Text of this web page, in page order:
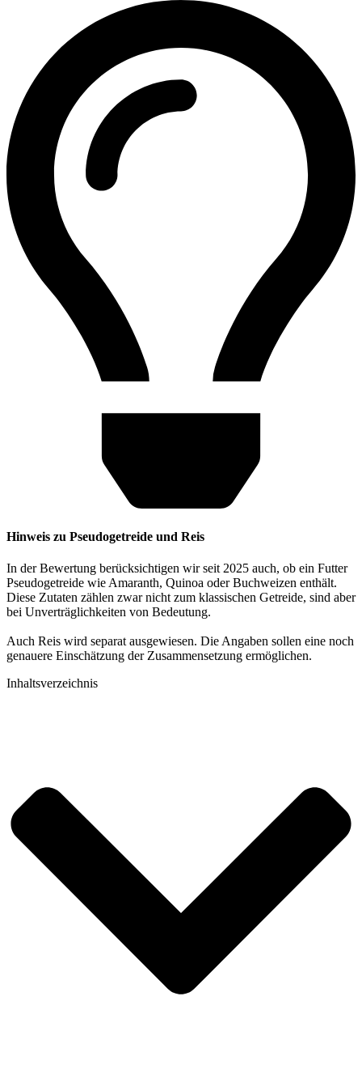
Hinweis zu Pseudogetreide und Reis
In der Bewertung berücksichtigen wir seit 2025 auch, ob ein Futter
Pseudogetreide wie Amaranth, Quinoa oder Buchweizen enthält.
Diese Zutaten zählen zwar nicht zum klassischen Getreide, sind aber
bei Unverträglichkeiten von Bedeutung.
Auch Reis wird separat ausgewiesen. Die Angaben sollen eine noch
genauere Einschätzung der Zusammensetzung ermöglichen.
Inhaltsverzeichnis​